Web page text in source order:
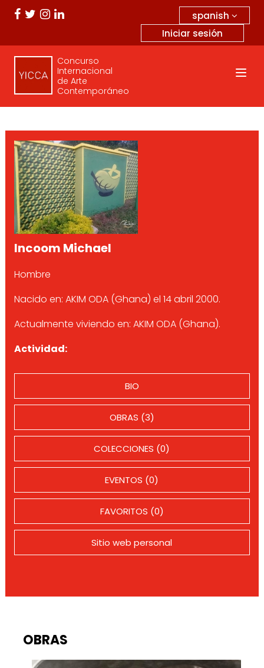
spanish
Iniciar sesión
Concurso
Internacional
de Arte
Contemporáneo
Incoom Michael
Hombre
Nacido en: AKIM ODA (Ghana) el 14 abril 2000.
Actualmente viviendo en: AKIM ODA (Ghana).
Actividad:
BIO
OBRAS (3)
COLECCIONES (0)
EVENTOS (0)
FAVORITOS (0)
Sitio web personal
OBRAS